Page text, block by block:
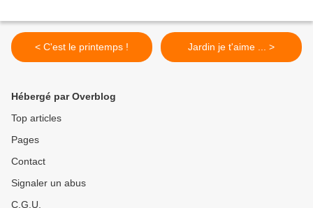
< C'est le printemps ! Jardin je t'aime ... >
Hébergé par Overblog
Top articles
Pages
Contact
Signaler un abus
C.G.U.